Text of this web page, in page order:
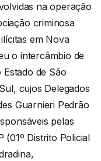
na operação
criminosa
em Nova
o intercâmbio de
de São
cujos Delegados
Guarnieri Pedrão
pelas
(01º Distrito Policial